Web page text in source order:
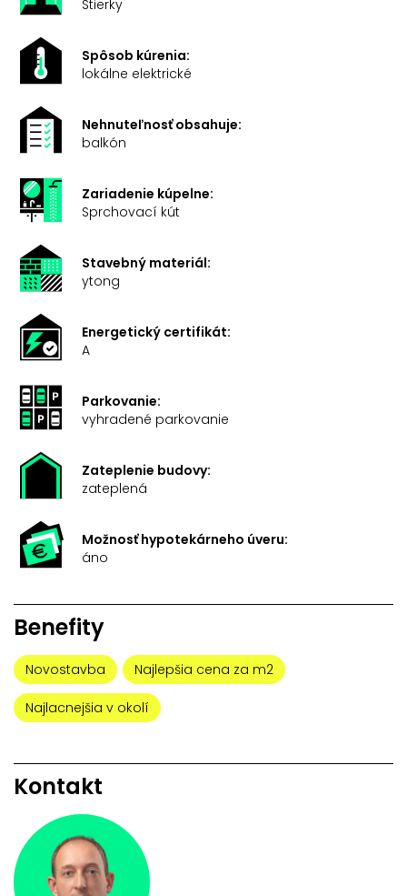
Stierky
Spôsob kúrenia:
lokálne elektrické
Nehnuteľnosť obsahuje:
balkón
Zariadenie kúpelne:
Sprchovací kút
Stavebný materiál:
ytong
Energetický certifikát:
A
Parkovanie:
vyhradené parkovanie
Zateplenie budovy:
zateplená
Možnosť hypotekárneho úveru:
áno
Benefity
Novostavba Najlepšia cena za m2
Najlacnejšia v okolí
Kontakt